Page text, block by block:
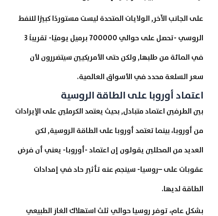
على الجانب الآخر, الولايات المتحدة ليست مستوردًا كبيرًا للنفط
الروسي -تحصل على حوالي 700000 برميل يوميًا- تقريباً 3
في المائة من طلبها, ولكن حتى الأمريكيين سيتضررون لأن
سعر السلعة محدد في الأسواق العالمية.
اعتماد أوروبا على الطاقة الروسية
بين الطرفين اعتماد متبادل, بحيث يعتمد الكرملين على الإيرادات
من أوروبا، بينما تعتمد أوروبا على الطاقة الروسية, لكن
العديد من المحللين يقولون إن اعتماد -أوروبا- يعني أن فرض
عقوبات على –روسيا- سينجم عنه تأثير حاد في إمدادات
الطاقة لديها.
بشكل عام، توفر روسيا حوالي ثلث استهلاك الغاز الطبيعي